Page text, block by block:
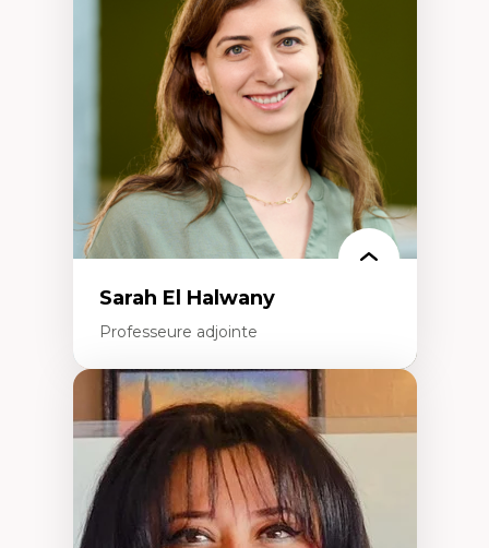
Élites économiques
Sociologie économique
Extractivisme
Classes sociales
Mouvements sociaux
Théories de l’État
Sarah El Halwany
Professeure adjointe
Expertises
Les apports pédagogiques des théories de
l'affect, du posthumanisme, du féminisme
dans l'éducation aux sciences
L'apprentissage des sciences/STIM dans une
perspective socioécologique de care
L’insertion professionnelle des
enseignant.e.s